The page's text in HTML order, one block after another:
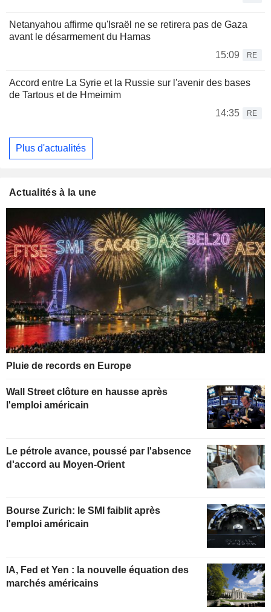
Netanyahou affirme qu'Israël ne se retirera pas de Gaza
avant le désarmement du Hamas
15:09
RE
Accord entre La Syrie et la Russie sur l'avenir des bases
de Tartous et de Hmeimim
14:35
RE
Plus d'actualités
Actualités à la une
Pluie de records en Europe
Wall Street clôture en hausse après
l'emploi américain
Le pétrole avance, poussé par l'absence
d'accord au Moyen-Orient
Bourse Zurich: le SMI faiblit après
l'emploi américain
IA, Fed et Yen : la nouvelle équation des
marchés américains